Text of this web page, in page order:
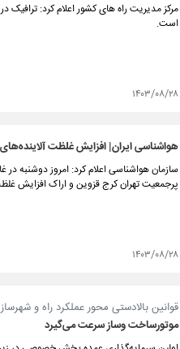
مرکز مدیریت راه های کشور اعلام کرد:
است.
۱۴۰۳/۰۸/۲۸
هواشناسی ایران| افزایش غلظت
سازمان هواشناسی اعلام کرد: امروز دوشنبه
پرجمعیت تهران کرج قزوین و اراک افزایش
۱۴۰۳/۰۸/۲۸
قوانین بالادستی محور عملکرد راه و
موتورساخت وساز سرعت می‌گیرد